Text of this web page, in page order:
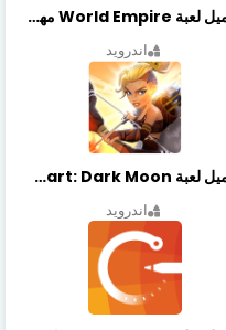
تحميل لعبة World Empire مهكرة أخر إصدار
اندرويد
تحميل لعبة Lionheart: Dark Moon مهكرة أخر إصدار
اندرويد